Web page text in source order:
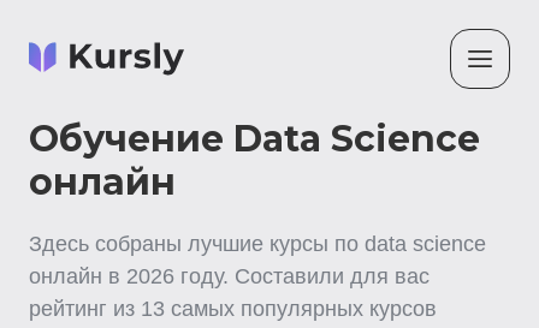
Обучение Data Science
онлайн
Здесь собраны лучшие курсы по data science
онлайн в 2026 году. Составили для вас
рейтинг из 13 самых популярных курсов